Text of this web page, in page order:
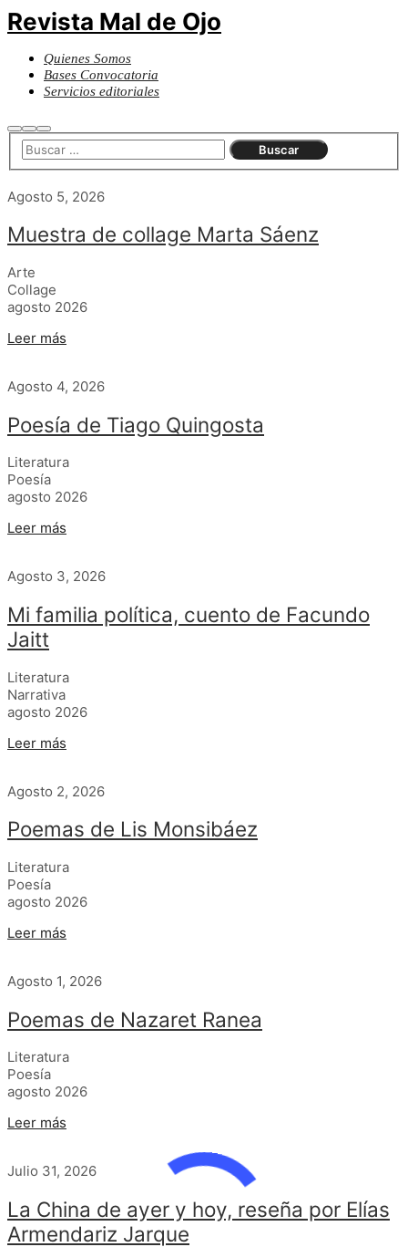
Revista Mal de Ojo
Quienes Somos
Bases Convocatoria
Servicios editoriales
Buscar
Más
información
Menú
principal
Agosto 5, 2026
Muestra de collage Marta Sáenz
Arte
Collage
agosto 2026
Leer más
Agosto 4, 2026
Poesía de Tiago Quingosta
Literatura
Poesía
agosto 2026
Leer más
Agosto 3, 2026
Mi familia política, cuento de Facundo
Jaitt
Literatura
Narrativa
agosto 2026
Leer más
Agosto 2, 2026
Poemas de Lis Monsibáez
Literatura
Poesía
agosto 2026
Leer más
Agosto 1, 2026
Poemas de Nazaret Ranea
Literatura
Poesía
agosto 2026
Leer más
Julio 31, 2026
La China de ayer y hoy, reseña por Elías
Armendariz Jarque